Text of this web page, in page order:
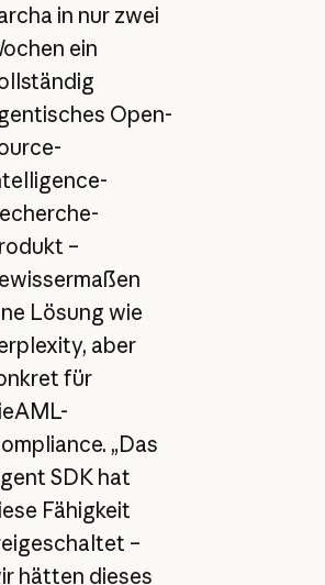
in nur zwei
ein
Open-
–
Lösung wie
aber
für
„Das
SDK hat
Fähigkeit
–
hätten dieses